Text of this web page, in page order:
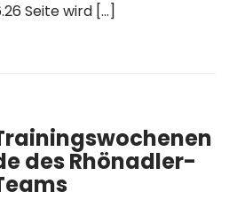
Seite wird […]
des Rhönadler-